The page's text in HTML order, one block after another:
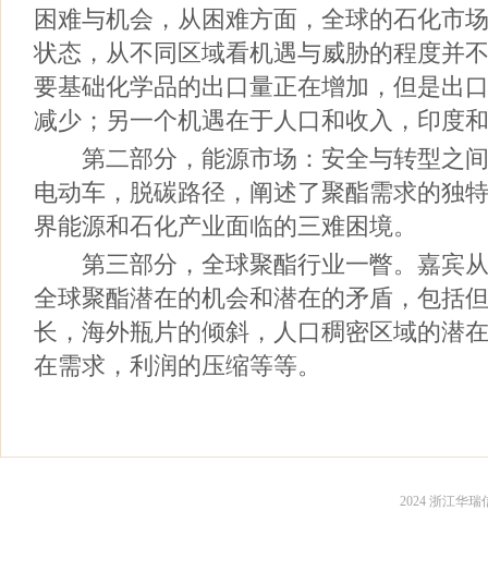
困难与机会，从困难方面，全球的石化市
状态，从不同区域看机遇与威胁的程度并
要基础化学品的出口量正在增加，但是出
减少；另一个机遇在于人口和收入，印度
第二部分，能源市场：安全与转型之间
电动车，脱碳路径，阐述了聚酯需求的独
界能源和石化产业面临的三难困境。
第三部分，全球聚酯行业一瞥。嘉宾从
全球聚酯潜在的机会和潜在的矛盾，包括
长，海外瓶片的倾斜，人口稠密区域的潜
在需求，利润的压缩等等。
2024 浙江华瑞